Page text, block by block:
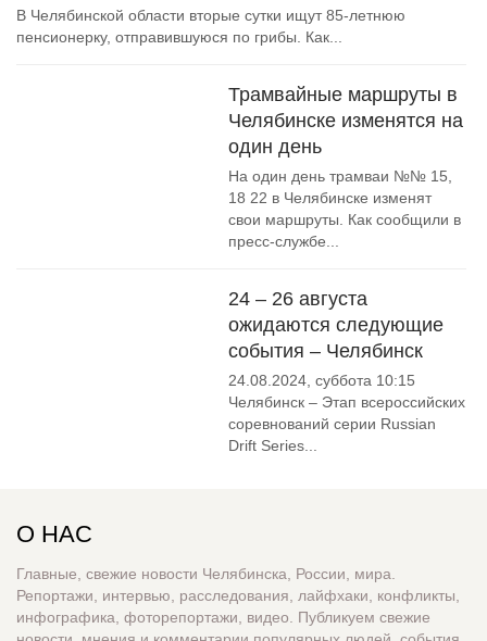
В Челябинской области вторые сутки ищут 85-летнюю
пенсионерку, отправившуюся по грибы. Как...
Трамвайные маршруты в
Челябинске изменятся на
один день
На один день трамваи №№ 15,
18 22 в Челябинске изменят
свои маршруты. Как сообщили в
пресс-службе...
24 – 26 августа
ожидаются следующие
события – Челябинск
24.08.2024, суббота 10:15
Челябинск – Этап всероссийских
соревнований серии Russian
Drift Series...
О НАС
Главные, свежие новости Челябинска, России, мира.
Репортажи, интервью, расследования, лайфхаки, конфликты,
инфографика, фоторепортажи, видео. Публикуем свежие